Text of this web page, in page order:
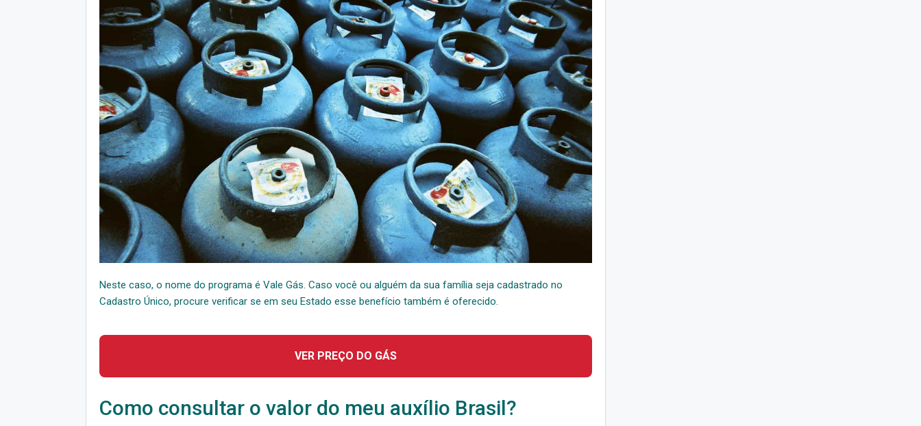
Neste caso, o nome do programa é Vale Gás. Caso você ou alguém da sua família seja cadastrado no
Cadastro Único, procure verificar se em seu Estado esse benefício também é oferecido.
VER PREÇO DO GÁS
Como consultar o valor do meu auxílio Brasil?